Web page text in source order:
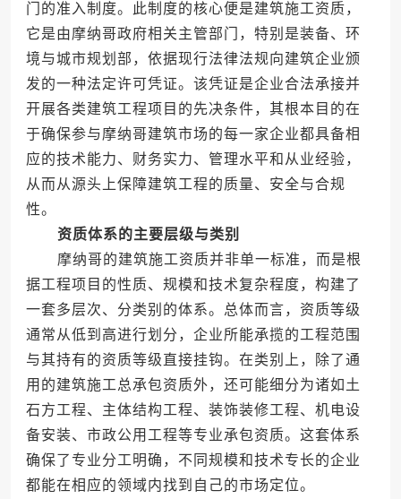
门的准入制度。此制度的核心便是建筑施工资质，
它是由摩纳哥政府相关主管部门，特别是装备、环
境与城市规划部，依据现行法律法规向建筑企业颁
发的一种法定许可凭证。该凭证是企业合法承接并
开展各类建筑工程项目的先决条件，其根本目的在
于确保参与摩纳哥建筑市场的每一家企业都具备相
应的技术能力、财务实力、管理水平和从业经验，
从而从源头上保障建筑工程的质量、安全与合规
性。
资质体系的主要层级与类别
摩纳哥的建筑施工资质并非单一标准，而是根
据工程项目的性质、规模和技术复杂程度，构建了
一套多层次、分类别的体系。总体而言，资质等级
通常从低到高进行划分，企业所能承揽的工程范围
与其持有的资质等级直接挂钩。在类别上，除了通
用的建筑施工总承包资质外，还可能细分为诸如土
石方工程、主体结构工程、装饰装修工程、机电设
备安装、市政公用工程等专业承包资质。这套体系
确保了专业分工明确，不同规模和技术专长的企业
都能在相应的领域内找到自己的市场定位。